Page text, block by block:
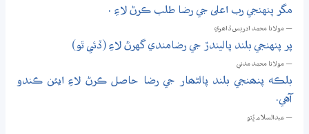
مگر پنهنجي رب اعلى جي رضا طلب ڪرڻ لاءِ .
— مولانا محمد ادريس ڏاھري
پر پنهنجي بلند پاليندڙ جي رضامندي گهرڻ لاءِ (ڏئي ٿو)
— مولانا محمد مدني
بلڪه پنھنجي بلند پالڻھار جي رضا حاصل ڪرڻ لاءِ ايئن ڪندو
آهي.
— عبدالسلام ڀُٽو